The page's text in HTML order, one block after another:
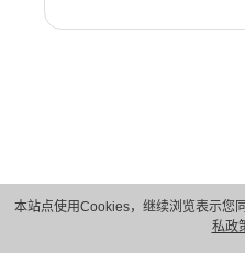
本站点使用Cookies，继续浏览表示您
私政
版权所有 © 华为技术有限公司 1998-
隐私保护